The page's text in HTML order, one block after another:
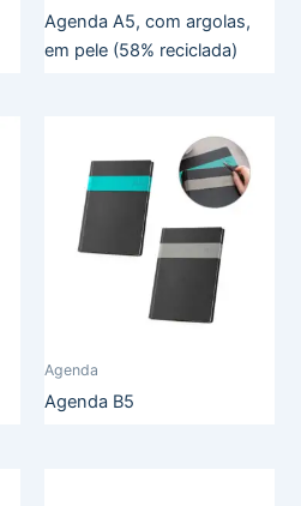
Agenda A5, com argolas,
em pele (58% reciclada)
Agenda
Agenda B5